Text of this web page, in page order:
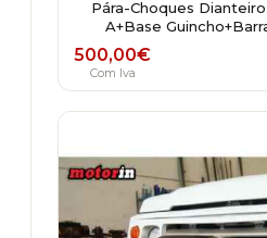
Pára-Choques
A+Base
500,00€
Com Iva